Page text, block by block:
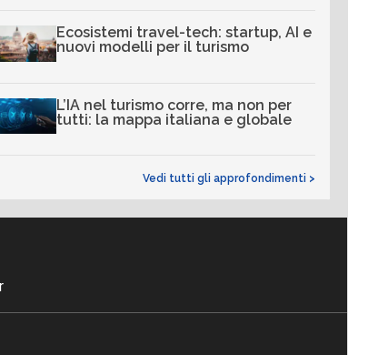
Ecosistemi travel-tech: startup, AI e
nuovi modelli per il turismo
L’IA nel turismo corre, ma non per
tutti: la mappa italiana e globale
Vedi tutti gli approfondimenti >